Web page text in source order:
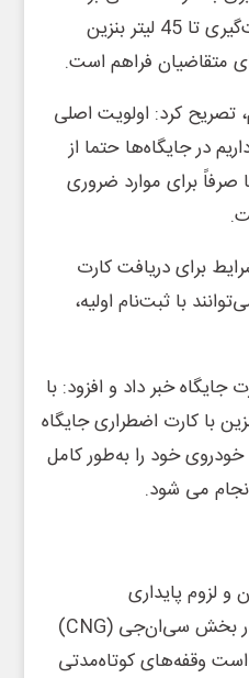
شده است؛ به طوری که هم‌وطنان می‌توانند در هر نوبت سوخت‌گیری تا 45 لیتر بنزین
متقاضیان فراهم است.
کرد: اولویت اصلی
در جایگاه‌ها حتما از
صرفاً برای موارد ضروری
برای دریافت کارت
با ثبت‌نام اولیه،
خبر داد و افزود: با
برداشت بنزین با کارت اضطراری جایگاه
باک خودروی خود را به‌طور کامل
انجام می شود.
لزوم پایداری
سوخت‌رسانی، خاطرنشان کرد: کشور از ظرفیت بسیار مطلوبی در بخش سی‌ان‌جی (CNG)
وقفه‌های کوتاه‌مدتی